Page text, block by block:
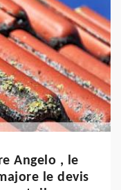
Angelo , le
le devis